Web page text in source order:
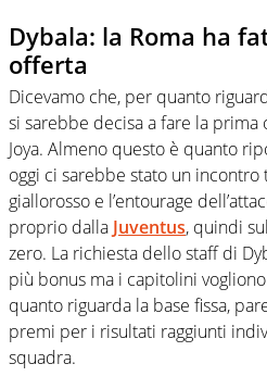
Dybala: la Roma ha
offerta
Dicevamo che, per quanto
si sarebbe decisa a fare la
Joya. Almeno questo è quanto
oggi ci sarebbe stato un
giallorosso e l’entourage
proprio dalla Juventus, quindi
zero. La richiesta dello staff di
più bonus ma i capitolini
quanto riguarda la base fissa,
premi per i risultati raggiunti
squadra.